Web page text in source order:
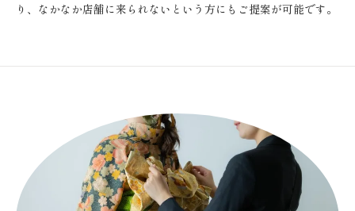
り、なかなか店舗に来られないという方にもご提案が可能です。